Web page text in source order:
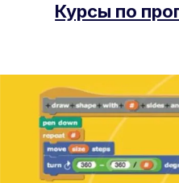
Курсы по